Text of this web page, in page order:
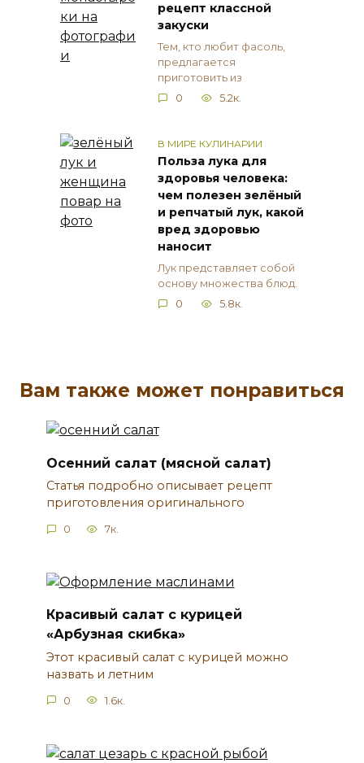
рецепт классной
закуски
Тем, кто любит фасоль,
предлагается
приготовить из
0
5.2к.
В МИРЕ КУЛИНАРИИ
Польза лука для
здоровья человека:
чем полезен зелёный
и репчатый лук, какой
вред здоровью
наносит
Лук представляет собой
основу множества блюд.
0
5.8к.
Вам также может понравиться
Осенний салат (мясной салат)
Статья подробно описывает рецепт
приготовления оригинального
0 7к.
Красивый салат с курицей
«Арбузная скибка»
Этот красивый салат с курицей можно
назвать и летним
0 1.6к.